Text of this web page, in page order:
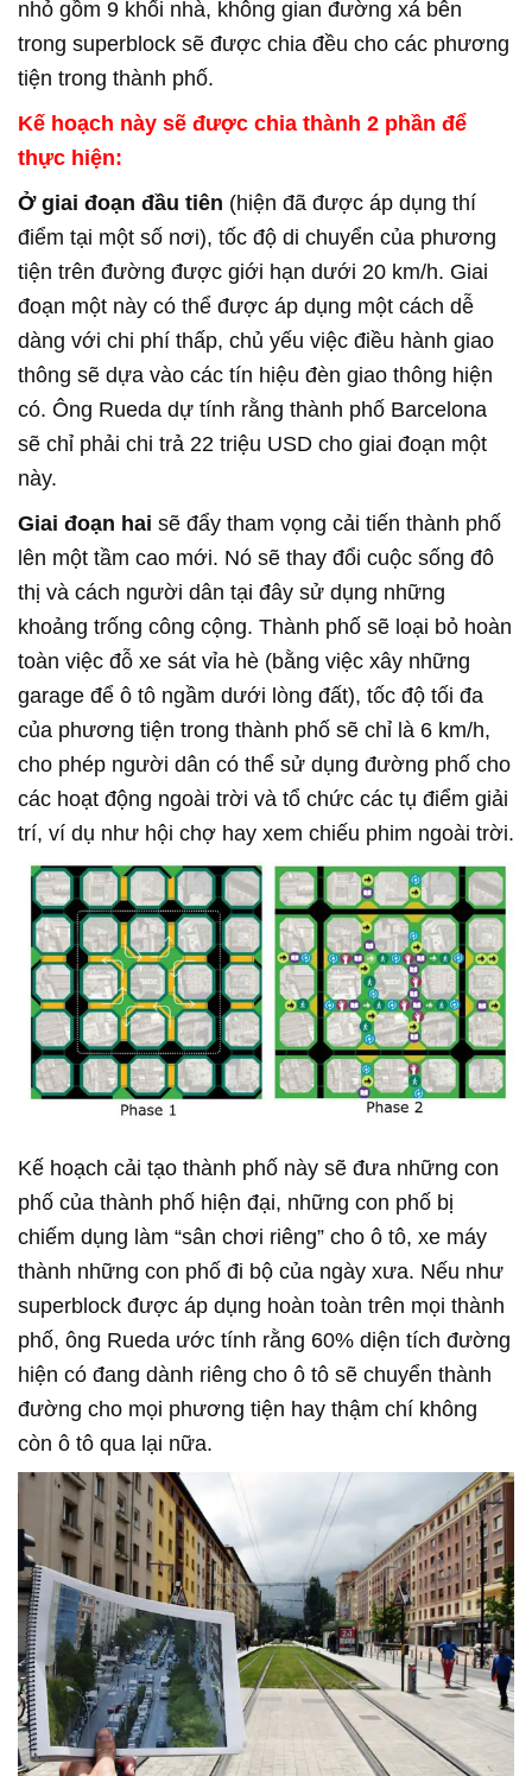
nhỏ gồm 9 khối nhà, không gian đường xá bên
trong superblock sẽ được chia đều cho các phương
tiện trong thành phố.
Kế hoạch này sẽ được chia thành 2 phần để
thực hiện:
Ở giai đoạn đầu tiên (hiện đã được áp dụng thí
điểm tại một số nơi), tốc độ di chuyển của phương
tiện trên đường được giới hạn dưới 20 km/h. Giai
đoạn một này có thể được áp dụng một cách dễ
dàng với chi phí thấp, chủ yếu việc điều hành giao
thông sẽ dựa vào các tín hiệu đèn giao thông hiện
có. Ông Rueda dự tính rằng thành phố Barcelona
sẽ chỉ phải chi trả 22 triệu USD cho giai đoạn một
này.
Giai đoạn hai sẽ đẩy tham vọng cải tiến thành phố
lên một tầm cao mới. Nó sẽ thay đổi cuộc sống đô
thị và cách người dân tại đây sử dụng những
khoảng trống công cộng. Thành phố sẽ loại bỏ hoàn
toàn việc đỗ xe sát vỉa hè (bằng việc xây những
garage để ô tô ngầm dưới lòng đất), tốc độ tối đa
của phương tiện trong thành phố sẽ chỉ là 6 km/h,
cho phép người dân có thể sử dụng đường phố cho
các hoạt động ngoài trời và tổ chức các tụ điểm giải
trí, ví dụ như hội chợ hay xem chiếu phim ngoài trời.
Kế hoạch cải tạo thành phố này sẽ đưa những con
phố của thành phố hiện đại, những con phố bị
chiếm dụng làm “sân chơi riêng” cho ô tô, xe máy
thành những con phố đi bộ của ngày xưa. Nếu như
superblock được áp dụng hoàn toàn trên mọi thành
phố, ông Rueda ước tính rằng 60% diện tích đường
hiện có đang dành riêng cho ô tô sẽ chuyển thành
đường cho mọi phương tiện hay thậm chí không
còn ô tô qua lại nữa.